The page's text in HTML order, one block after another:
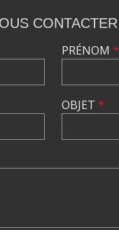
CONTACTER
PRÉNOM *
OBJET *